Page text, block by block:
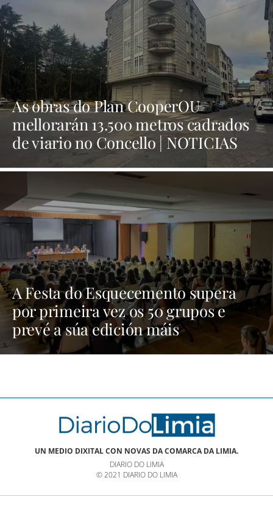
As obras do Plan CooperOU
mellorarán 13.500 metros cadrados
de viario no Concello | NOTICIAS
A Festa do Esquecemento supera
por primeira vez os 50 grupos e
prevé a súa edición máis
multitudinaria | NOTICIAS XINZO
UN MEDIO DIXITAL CON NOVAS DA COMARCA DA LIMIA.
DIARIO DO LIMIA
© 2021 DIARIO DO LIMIA